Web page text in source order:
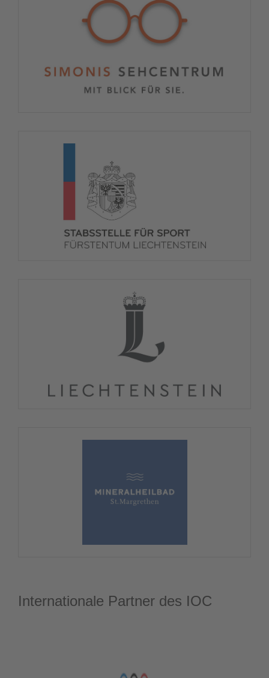
Internationale Partner des IOC